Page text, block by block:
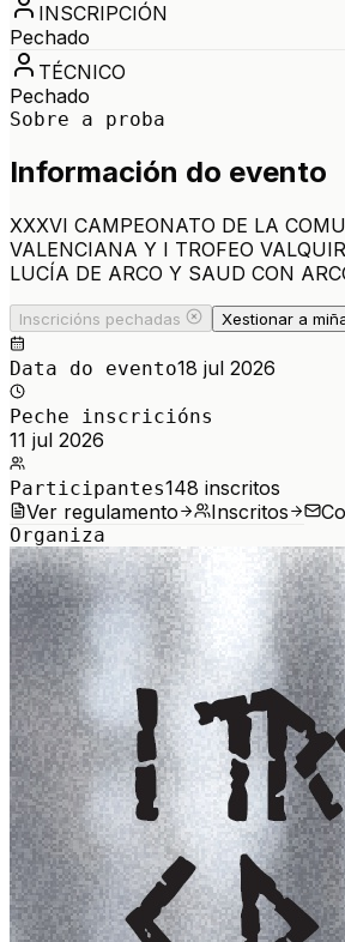
INSCRIPCIÓN
Pechado
TÉCNICO
Pechado
Sobre a proba
Información do evento
XXXVI CAMPEONATO DE LA
VALENCIANA Y I TROFEO
LUCÍA DE ARCO Y SAUD CON
Inscricións pechadas Xestionar a
Data do evento18 jul 2026
Peche inscricións
11 jul 2026
Participantes148 inscritos
Ver regulamento
Inscritos
Organiza